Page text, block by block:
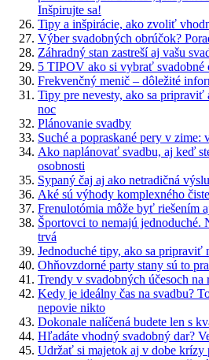
Inšpirujte sa!
Tipy a inšpirácie, ako zvoliť
Výber svadobných obrúčok?
Záhradný stan zastreší aj vašu
5 TIPOV ako si vybrať svadobné
Frekvenčný menič – dôležité
Tipy pre nevesty, ako sa pripraviť
noc
Plánovanie svadby
Suché a popraskané pery v zime:
Ako naplánovať svadbu, aj keď
osobnosti
Sypaný čaj aj ako netradičná
Aké sú výhody komplexného
Frenulotómia môže byť riešením
Športovci to nemajú jednoduché.
trvá
Jednoduché tipy, ako sa pripraviť
Ohňovzdorné party stany sú to
Trendy v svadobných účesoch na
Kedy je ideálny čas na svadbu?
nepovie nikto
Dokonale nalíčená budete len s
Hľadáte vhodný svadobný dar?
Udržať si majetok aj v dobe krízy